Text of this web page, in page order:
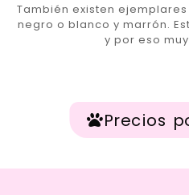
También existen
negro o blanco y marrón.
y por eso
Precios